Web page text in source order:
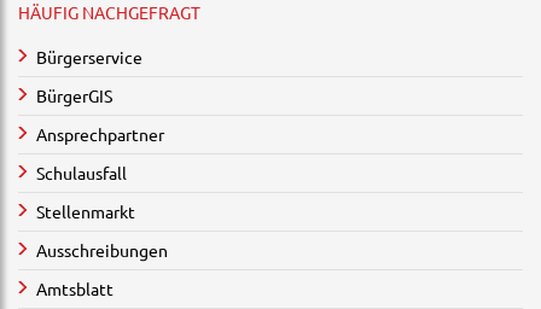
HÄUFIG NACHGEFRAGT
Bürgerservice
BürgerGIS
Ansprechpartner
Schulausfall
Stellenmarkt
Ausschreibungen
Amtsblatt